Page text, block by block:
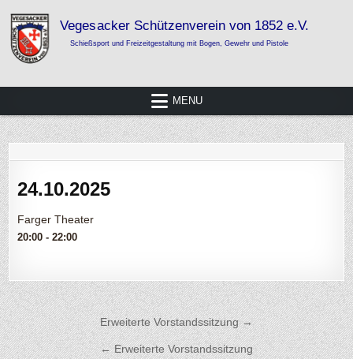
content
Vegesacker Schützenverein von 1852
e.V.
MENU
24.10.2025
Farger Theater
20:00 - 22:00
Beitragsnavigation
Erweiterte Vorstandssitzung →
← Erweiterte Vorstandssitzung